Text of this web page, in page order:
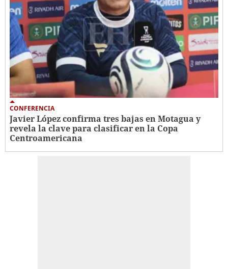
CONFERENCIA
Javier López confirma tres bajas en Motagua y
revela la clave para clasificar en la Copa
Centroamericana